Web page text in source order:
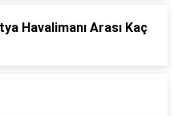
Havalimanı Arası Kaç